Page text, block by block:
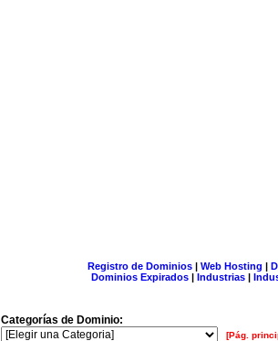
Registro de Dominios| Web Hosting |
Dominios Expirados | Industrias |
Categorías de Dominio:
[Pág.